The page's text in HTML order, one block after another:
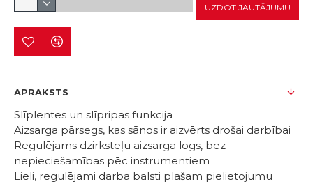
UZDOT JAUTĀJUMU
APRAKSTS
Slīplentes un slīpripas funkcija
Aizsarga pārsegs, kas sānos ir aizvērts drošai darbībai
Regulējams dzirksteļu aizsarga logs, bez
nepieciešamības pēc instrumentiem
Lieli, regulējami darba balsti plašam pielietojumu